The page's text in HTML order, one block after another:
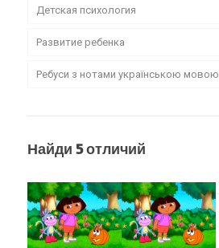
Детская психология
Развитие ребенка
Ребуси з нотами українською мовою
Найди 5 отличий